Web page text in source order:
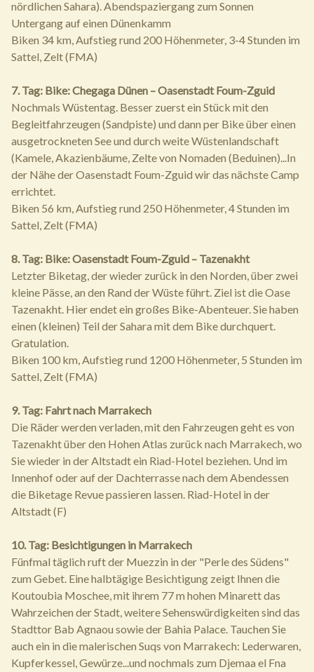
nördlichen Sahara). Abendspaziergang zum Sonnen
Untergang auf einen Dünenkamm
Biken 34 km, Aufstieg rund 200 Höhenmeter, 3-4 Stunden im
Sattel, Zelt (FMA)
7. Tag: Bike: Chegaga Dünen – Oasenstadt Foum-Zguid
Nochmals Wüstentag. Besser zuerst ein Stück mit den
Begleitfahrzeugen (Sandpiste) und dann per Bike über einen
ausgetrockneten See und durch weite Wüstenlandschaft
(Kamele, Akazienbäume, Zelte von Nomaden (Beduinen)...In
der Nähe der Oasenstadt Foum-Zguid wir das nächste Camp
errichtet.
Biken 56 km, Aufstieg rund 250 Höhenmeter, 4 Stunden im
Sattel, Zelt (FMA)
8. Tag: Bike: Oasenstadt Foum-Zguid – Tazenakht
Letzter Biketag, der wieder zurück in den Norden, über zwei
kleine Pässe, an den Rand der Wüste führt. Ziel ist die Oase
Tazenakht. Hier endet ein großes Bike-Abenteuer. Sie haben
einen (kleinen) Teil der Sahara mit dem Bike durchquert.
Gratulation.
Biken 100 km, Aufstieg rund 1200 Höhenmeter, 5 Stunden im
Sattel, Zelt (FMA)
9. Tag: Fahrt nach Marrakech
Die Räder werden verladen, mit den Fahrzeugen geht es von
Tazenakht über den Hohen Atlas zurück nach Marrakech, wo
Sie wieder in der Altstadt ein Riad-Hotel beziehen. Und im
Innenhof oder auf der Dachterrasse nach dem Abendessen
die Biketage Revue passieren lassen. Riad-Hotel in der
Altstadt (F)
10. Tag: Besichtigungen in Marrakech
Fünfmal täglich ruft der Muezzin in der "Perle des Südens"
zum Gebet. Eine halbtägige Besichtigung zeigt Ihnen die
Koutoubia Moschee, mit ihrem 77 m hohen Minarett das
Wahrzeichen der Stadt, weitere Sehenswürdigkeiten sind das
Stadttor Bab Agnaou sowie der Bahia Palace. Tauchen Sie
auch ein in die malerischen Suqs von Marrakech: Lederwaren,
Kupferkessel, Gewürze...und nochmals zum Djemaa el Fna